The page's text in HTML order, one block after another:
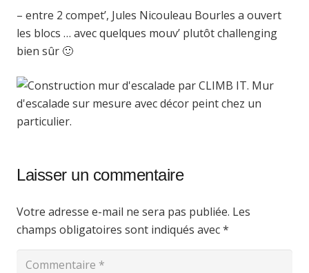
– entre 2 compet’, Jules Nicouleau Bourles a ouvert
les blocs … avec quelques mouv’ plutôt challenging
bien sûr 🙂
Laisser un commentaire
Votre adresse e-mail ne sera pas publiée. Les
champs obligatoires sont indiqués avec*